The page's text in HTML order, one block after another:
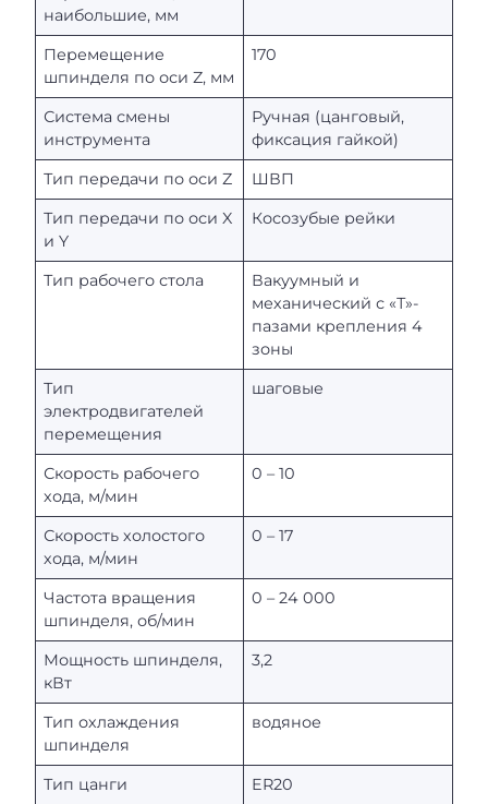
наибольшие, мм
Перемещение
шпинделя по оси Z, мм
170
Система смены
инструмента
Ручная (цанговый,
фиксация гайкой)
Тип передачи по оси Z
ШВП
Тип передачи по оси X
и Y
Косозубые рейки
Тип рабочего стола
Вакуумный и
механический с «Т»-
пазами крепления 4
зоны
Тип
электродвигателей
перемещения
шаговые
Скорость рабочего
хода, м/мин
0 – 10
Скорость холостого
хода, м/мин
0 – 17
Частота вращения
шпинделя, об/мин
0 – 24 000
Мощность шпинделя,
кВт
3,2
Тип охлаждения
шпинделя
водяное
Тип цанги ER20